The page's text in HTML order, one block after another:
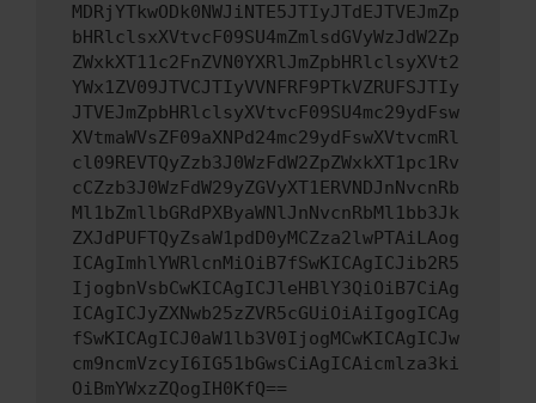
MDRjYTkwODk0NWJiNTE5JTIyJTdEJTVEJmZp
bHRlclsxXVtvcF09SU4mZmlsdGVyWzJdW2Zp
ZWxkXT11c2FnZVN0YXRlJmZpbHRlclsyXVt2
YWx1ZV09JTVCJTIyVVNFRF9PTkVZRUFSJTIy
JTVEJmZpbHRlclsyXVtvcF09SU4mc29ydFsw
XVtmaWVsZF09aXNPd24mc29ydFswXVtvcmRl
cl09REVTQyZzb3J0WzFdW2ZpZWxkXT1pc1Rv
cCZzb3J0WzFdW29yZGVyXT1ERVNDJnNvcnRb
Ml1bZmllbGRdPXByaWNlJnNvcnRbMl1bb3Jk
ZXJdPUFTQyZsaW1pdD0yMCZza2lwPTAiLAog
ICAgImhlYWRlcnMiOiB7fSwKICAgICJib2R5
IjogbnVsbCwKICAgICJleHBlY3QiOiB7CiAg
ICAgICJyZXNwb25zZVR5cGUiOiAiIgogICAg
fSwKICAgICJ0aW1lb3V0IjogMCwKICAgICJw
cm9ncmVzcyI6IG51bGwsCiAgICAicmlza3ki
OiBmYWxzZQogIH0KfQ==